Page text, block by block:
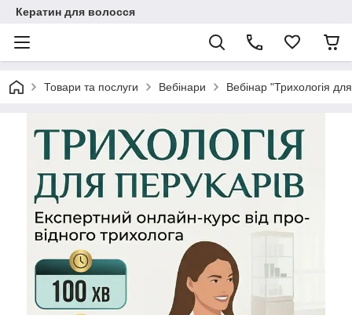
Кератин для волосся
Товари та послуги Вебінари Вебінар "Трихологія